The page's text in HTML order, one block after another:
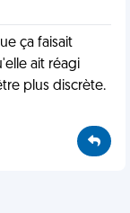
ça faisait
ait réagi
plus discrète.